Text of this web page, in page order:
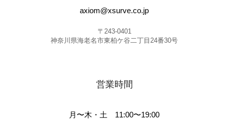
axiom@xsurve.co.jp
〒243-0401
神奈川県海老名市東柏ケ谷二丁目24番30号
営業時間
月〜木・土 11:00〜19:00